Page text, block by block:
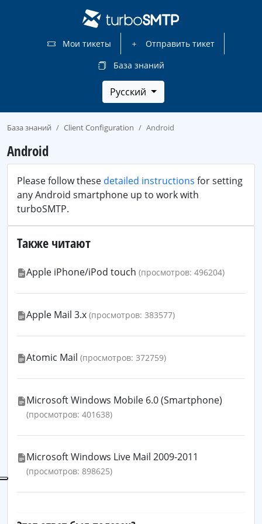
Мои тикеты
Отправить тикет
База знаний
Русский
База знаний Client Configuration Android
Android
Please follow these detailed instructions for setting
any Android smartphone up to work with
turboSMTP.
Также читают
Apple iPhone/iPod touch (просмотров: 496204)
Apple Mail 3.x (просмотров: 383577)
Atomic Mail (просмотров: 372759)
Microsoft Windows Mobile 6.0 (Smartphone)
(просмотров: 401638)
Microsoft Windows Live Mail 2009-2011
(просмотров: 898625)